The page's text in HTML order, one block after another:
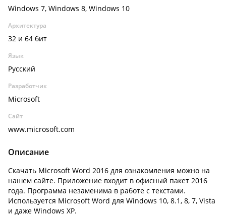
Windows 7, Windows 8, Windows 10
Архитектура
32 и 64 бит
Язык
Русский
Разработчик
Microsoft
Сайт
www.microsoft.com
Описание
Скачать Microsoft Word 2016 для ознакомления можно на
нашем сайте. Приложение входит в офисный пакет 2016
года. Программа незаменима в работе с текстами.
Используется Microsoft Word для Windows 10, 8.1, 8, 7, Vista
и даже Windows XP.